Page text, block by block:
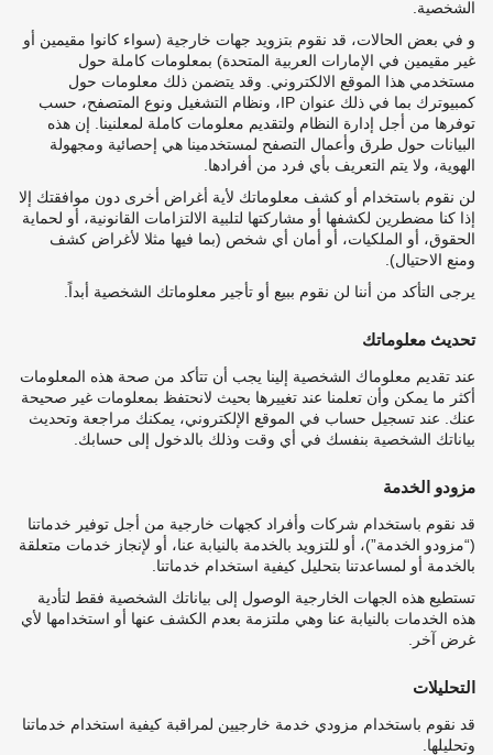
الشخصية.
و في بعض الحالات، قد نقوم بتزويد جهات خارجية (سواء كانوا مقيمين أو
غير مقيمين في الإمارات العربية المتحدة) بمعلومات كاملة حول
مستخدمي هذا الموقع الالكتروني. وقد يتضمن ذلك معلومات حول
كمبيوترك بما في ذلك عنوان IP، ونظام التشغيل ونوع المتصفح، حسب
توفرها من أجل إدارة النظام ولتقديم معلومات كاملة لمعلنينا. إن هذه
البيانات حول طرق وأعمال التصفح لمستخدمينا هي إحصائية ومجهولة
الهوية، ولا يتم التعريف بأي فرد من أفرادها.
لن نقوم باستخدام أو كشف معلوماتك لأية أغراض أخرى دون موافقتك إلا
إذا كنا مضطرين لكشفها أو مشاركتها لتلبية الالتزامات القانونية، أو لحماية
الحقوق، أو الملكيات، أو أمان أي شخص (بما فيها مثلا لأغراض كشف
ومنع الاحتيال).
يرجى التأكد من أننا لن نقوم ببيع أو تأجير معلوماتك الشخصية أبداً.
تحديث معلوماتك
عند تقديم معلوماك الشخصية إلينا يجب أن تتأكد من صحة هذه المعلومات
أكثر ما يمكن وأن تعلمنا عند تغييرها بحيث لانحتفظ بمعلومات غير صحيحة
عنك. عند تسجيل حساب في الموقع الإلكتروني، يمكنك مراجعة وتحديث
بياناتك الشخصية بنفسك في أي وقت وذلك بالدخول إلى حسابك.
مزودو الخدمة
قد نقوم باستخدام شركات وأفراد كجهات خارجية من أجل توفير خدماتنا
(“مزودو الخدمة”)، أو للتزويد بالخدمة بالنيابة عنا، أو لإنجاز خدمات متعلقة
بالخدمة أو لمساعدتنا بتحليل كيفية استخدام خدماتنا.
تستطيع هذه الجهات الخارجية الوصول إلى بياناتك الشخصية فقط لتأدية
هذه الخدمات بالنيابة عنا وهي ملتزمة بعدم الكشف عنها أو استخدامها لأي
غرض آخر.
التحليلات
قد نقوم باستخدام مزودي خدمة خارجيين لمراقبة كيفية استخدام خدماتنا
وتحليلها.